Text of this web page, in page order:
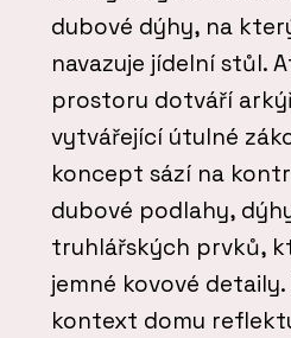
dubové dýhy, na
navazuje jídelní stůl.
prostoru dotváří
vytvářející útulné
koncept sází na
dubové podlahy,
truhlářských prvků,
jemné kovové
kontext domu